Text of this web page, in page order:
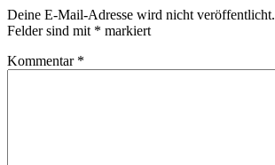
Deine E-Mail-Adresse wird nicht veröffentlicht.
Felder sind mit * markiert
Kommentar *